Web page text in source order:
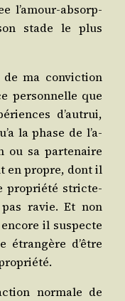
l’a­mour-absorp­
stade le plus
ma convic­tion
per­son­nelle que
d’au­trui,
la phase de l’a­
ou sa par­te­naire
en propre, dont il
pro­prié­té stric­te­
ravie. Et non
il sus­pecte
étran­gère d’être
nor­male de